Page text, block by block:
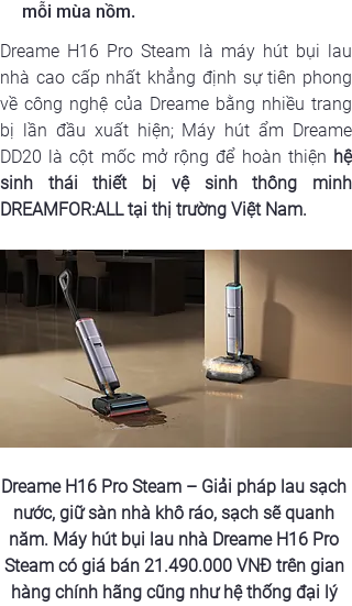
mỗi mùa nồm.
Dreame H16 Pro Steam là máy hút bụi lau
nhà cao cấp nhất khẳng định sự tiên phong
về công nghệ của Dreame bằng nhiều trang
bị lần đầu xuất hiện; Máy hút ẩm Dreame
DD20 là cột mốc mở rộng để hoàn thiện hệ
sinh thái thiết bị vệ sinh thông minh
DREAMFOR:ALL tại thị trường Việt Nam.
Dreame H16 Pro Steam – Giải pháp lau sạch
nước, giữ sàn nhà khô ráo, sạch sẽ quanh
năm. Máy hút bụi lau nhà Dreame H16 Pro
Steam có giá bán 21.490.000 VNĐ trên gian
hàng chính hãng cũng như hệ thống đại lý